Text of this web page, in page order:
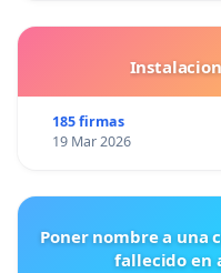
185 firmas
19 Mar 2026
Poner nombre a una
fallecido en